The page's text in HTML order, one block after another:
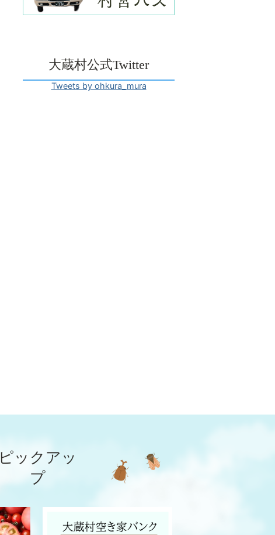
バ
大蔵村公式Twitter
Tweets by ohkura_mura
ピックアッ
プ